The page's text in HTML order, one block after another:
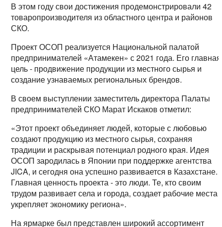
В этом году свои достижения продемонстрировали 42
товаропроизводителя из областного центра и районов
СКО.
Проект ОСОП реализуется Национальной палатой
предпринимателей «Атамекен» с 2021 года. Его главная
цель - продвижение продукции из местного сырья и
создание узнаваемых региональных брендов.
В своем выступлении заместитель директора Палаты
предпринимателей СКО Марат Искаков отметил:
«Этот проект объединяет людей, которые с любовью
создают продукцию из местного сырья, сохраняя
традиции и раскрывая потенциал родного края. Идея
ОСОП зародилась в Японии при поддержке агентства
JICA, и сегодня она успешно развивается в Казахстане.
Главная ценность проекта - это люди. Те, кто своим
трудом развивает села и города, создает рабочие места
укрепляет экономику региона».
На ярмарке был представлен широкий ассортимент